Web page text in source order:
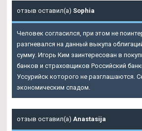
отзыв оставил(а) Sophia
Человек согласился, при этом не
разгневался на данный выкупа
сумму. Игорь Ким заинтересован в
банков и страховщиков Российский
Уссурийск которого не разглашаются.
экономическим спадом.
отзыв оставил(а) Anastasija